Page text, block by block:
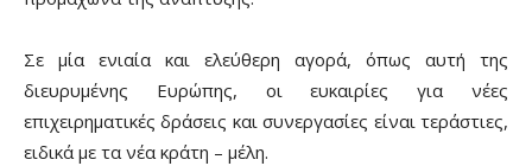
Σε μία ενιαία και ελεύθερη αγορά, όπως αυτή της
διευρυμένης Ευρώπης, οι ευκαιρίες για νέες
επιχειρηματικές δράσεις και συνεργασίες είναι τεράστιες,
ειδικά με τα νέα κράτη – μέλη.